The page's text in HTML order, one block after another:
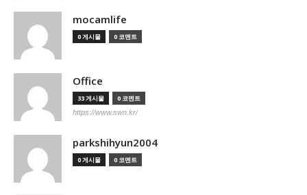
mocamlife
0 게시물 0 코멘트
Office
33 게시물 0 코멘트
https://www.swn.kr/
parkshihyun2004
0 게시물 0 코멘트